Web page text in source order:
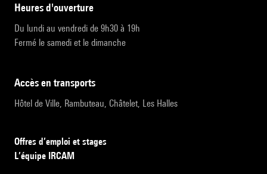
heures d'ouverture
Du lundi au vendredi de 9h30 à 19h
Fermé le samedi et le dimanche
accès en transports
Hôtel de Ville, Rambuteau, Châtelet, Les Halles
Offres d’emploi et stages
L’équipe IRCAM